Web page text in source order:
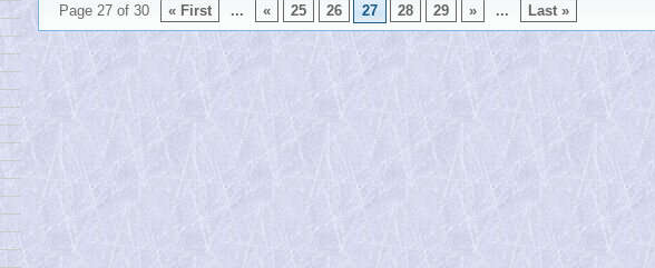
Page 27 of 30 « First ... « 25 26 27 28 29 » ... Last »